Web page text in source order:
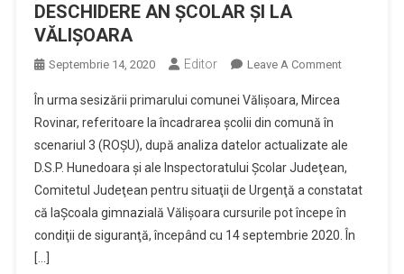
DESCHIDERE AN ŞCOLAR ŞI LA
VĂLIŞOARA
Septembrie 14, 2020 Editor Leave A CommentOn
ŞI
LA
VĂLIŞOARA
În urma sesizării primarului comunei Vălişoara, Mircea
Rovinar, referitoare la încadrarea şcolii din comună în
scenariul 3 (ROŞU), după analiza datelor actualizate ale
D.S.P. Hunedoara şi ale Inspectoratului Şcolar Judeţean,
Comitetul Judeţean pentru situaţii de Urgenţă a constatat
că laŞcoala gimnazială Vălişoara cursurile pot începe în
condiţii de siguranţă, începând cu 14 septembrie 2020. În
[…]